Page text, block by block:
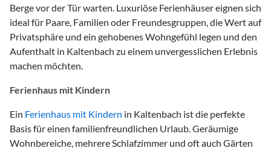
Berge vor der Tür warten. Luxuriöse Ferienhäuser eignen sich
ideal für Paare, Familien oder Freundesgruppen, die Wert auf
Privatsphäre und ein gehobenes Wohngefühl legen und den
Aufenthalt in Kaltenbach zu einem unvergesslichen Erlebnis
machen möchten.
Ferienhaus mit Kindern
Ein Ferienhaus mit Kindern in Kaltenbach ist die perfekte
Basis für einen familienfreundlichen Urlaub. Geräumige
Wohnbereiche, mehrere Schlafzimmer und oft auch Gärten